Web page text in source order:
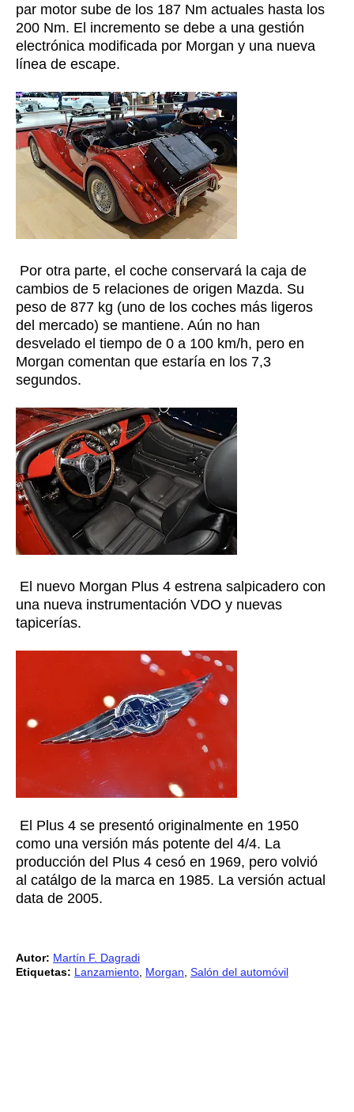
par motor sube de los 187 Nm actuales hasta los
200 Nm. El incremento se debe a una gestión
electrónica modificada por Morgan y una nueva
línea de escape.
Por otra parte, el coche conservará la caja de
cambios de 5 relaciones de origen Mazda. Su
peso de 877 kg (uno de los coches más ligeros
del mercado) se mantiene. Aún no han
desvelado el tiempo de 0 a 100 km/h, pero en
Morgan comentan que estaría en los 7,3
segundos.
El nuevo Morgan Plus 4 estrena salpicadero con
una nueva instrumentación VDO y nuevas
tapicerías.
El Plus 4 se presentó originalmente en 1950
como una versión más potente del 4/4. La
producción del Plus 4 cesó en 1969, pero volvió
al catálgo de la marca en 1985. La versión actual
data de 2005.
Autor: Martín F. Dagradi
Etiquetas: Lanzamiento Morgan Salón del automóvil